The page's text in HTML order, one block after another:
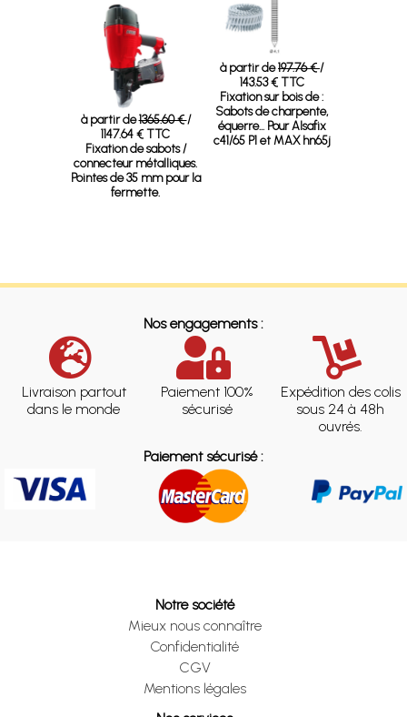
à partir de1365.60 €/
1147.64 € TTC
Fixation de sabots /
connecteur métalliques.
Pointes de 35 mm pour la
fermette.
à partir de197.76 €/
143.53 € TTC
Fixation sur bois de :
Sabots de charpente,
équerre... Pour Alsafix
c41/65 P1 et MAX hn65j
Nos engagements :
Livraison partout
dans le monde
Paiement 100%
sécurisé
Expédition des colis
sous 24 à 48h
ouvrés.
Paiement sécurisé :
Notre société
Mieux nous connaître
Confidentialité
CGV
Mentions légales